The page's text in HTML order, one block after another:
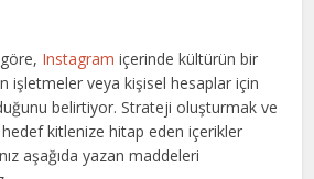
Instagram içerinde kültürün bir
işletmeler veya kişisel hesaplar için
belirtiyor. Strateji oluşturmak ve
kitlenize hitap eden içerikler
aşağıda yazan maddeleri